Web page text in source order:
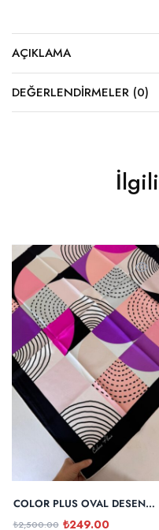
AÇIKLAMA
DEĞERLENDIRMELER (0)
COLOR PLUS OVAL DESEN
₺2,500.00 ₺249.00